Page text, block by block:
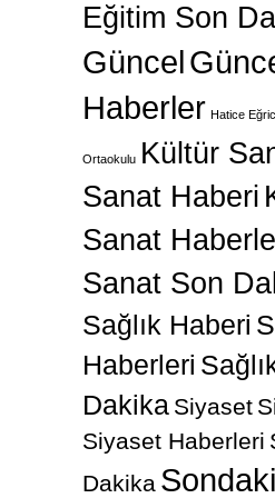
Eğitim Son
Güncel
Haberler Hatice
Ortaokulu Kültür
Sanat Haberi
Sanat
Sanat Son
Sağlık Haberi
Haberleri
Dakika Siyaset
Siyaset Haberleri
Dakika